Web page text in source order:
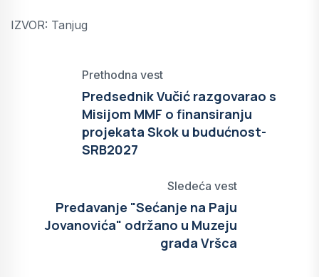
IZVOR: Tanjug
Prethodna vest
Predsednik Vučić razgovarao s
Misijom MMF o finansiranju
projekata Skok u budućnost-
SRB2027
Sledeća vest
Predavanje "Sećanje na Paju
Jovanovića" održano u Muzeju
grada Vršca